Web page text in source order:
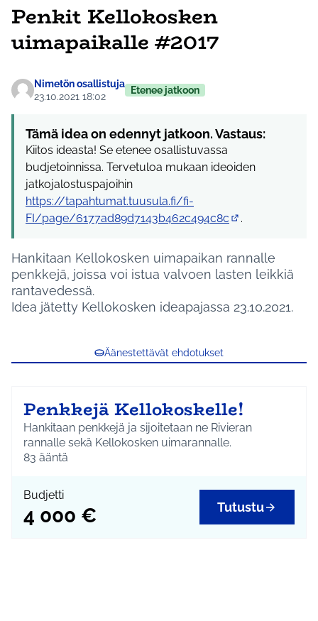
Penkit Kellokosken
uimapaikalle #2017
Nimetön osallistuja
23.10.2021 18:02
Etenee jatkoon
Tämä idea on edennyt jatkoon. Vastaus:
Kiitos ideasta! Se etenee osallistuvassa
budjetoinnissa. Tervetuloa mukaan ideoiden
jatkojalostuspajoihin
https://tapahtumat.tuusula.fi/fi-
FI/page/6177ad89d7143b462c494c8c
.
Hankitaan Kellokosken uimapaikan rannalle
penkkejä, joissa voi istua valvoen lasten leikkiä
rantavedessä.
Idea jätetty Kellokosken ideapajassa 23.10.2021.
Äänestettävät ehdotukset
Penkkejä Kellokoskelle!
Hankitaan penkkejä ja sijoitetaan ne Rivieran
rannalle sekä Kellokosken uimarannalle.
83 ääntä
Budjetti
4 000 € Tutustu